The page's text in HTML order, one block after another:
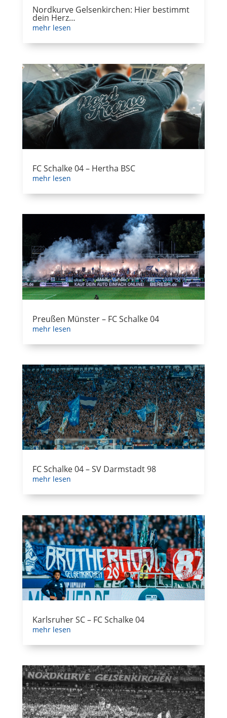
Nordkurve Gelsenkirchen: Hier bestimmt
dein Herz…
mehr lesen
FC Schalke 04 – Hertha BSC
mehr lesen
Preußen Münster – FC Schalke 04
mehr lesen
FC Schalke 04 – SV Darmstadt 98
mehr lesen
Karlsruher SC – FC Schalke 04
mehr lesen